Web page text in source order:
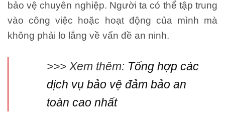
bảo vệ chuyên nghiệp. Người ta có thể tập trung
vào công việc hoặc hoạt động của mình mà
không phải lo lắng về vấn đề an ninh.
>>> Xem thêm: Tổng hợp các
dịch vụ bảo vệ đảm bảo an
toàn cao nhất